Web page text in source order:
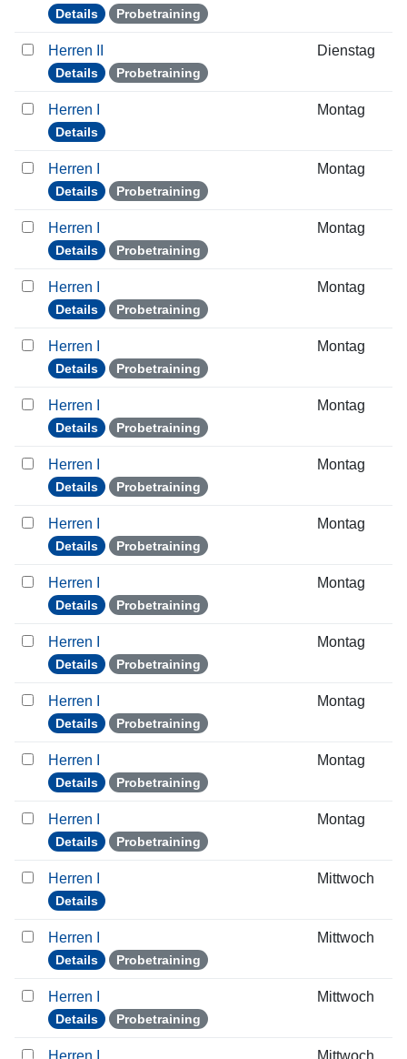
Details Probetraining
Herren II
Details Probetraining
Dienstag
Herren I
Details
Montag
Herren I
Details Probetraining
Montag
Herren I
Details Probetraining
Montag
Herren I
Details Probetraining
Montag
Herren I
Details Probetraining
Montag
Herren I
Details Probetraining
Montag
Herren I
Details Probetraining
Montag
Herren I
Details Probetraining
Montag
Herren I
Details Probetraining
Montag
Herren I
Details Probetraining
Montag
Herren I
Details Probetraining
Montag
Herren I
Details Probetraining
Montag
Herren I
Details Probetraining
Montag
Herren I
Details
Mittwoch
Herren I
Details Probetraining
Mittwoch
Herren I
Details Probetraining
Mittwoch
Herren I Mittwoch